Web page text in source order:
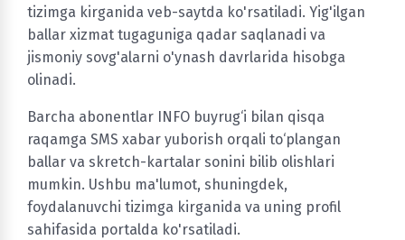
tizimga kirganida veb-saytda ko'rsatiladi. Yig'ilgan
ballar xizmat tugaguniga qadar saqlanadi va
jismoniy sovg'alarni o'ynash davrlarida hisobga
olinadi.
Barcha abonentlar INFO buyrug‘i bilan qisqa
raqamga SMS xabar yuborish orqali to‘plangan
ballar va skretch-kartalar sonini bilib olishlari
mumkin. Ushbu ma'lumot, shuningdek,
foydalanuvchi tizimga kirganida va uning profil
sahifasida portalda ko'rsatiladi.